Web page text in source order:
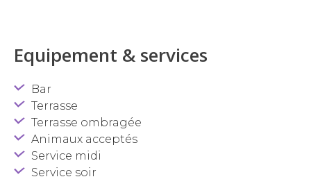
Equipement & services
Bar
Terrasse
Terrasse ombragée
Animaux acceptés
Service midi
Service soir